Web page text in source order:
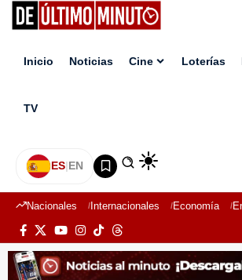
Inicio Noticias Cine Loterías
TV
ES|EN
Nacionales Internacionales Economía